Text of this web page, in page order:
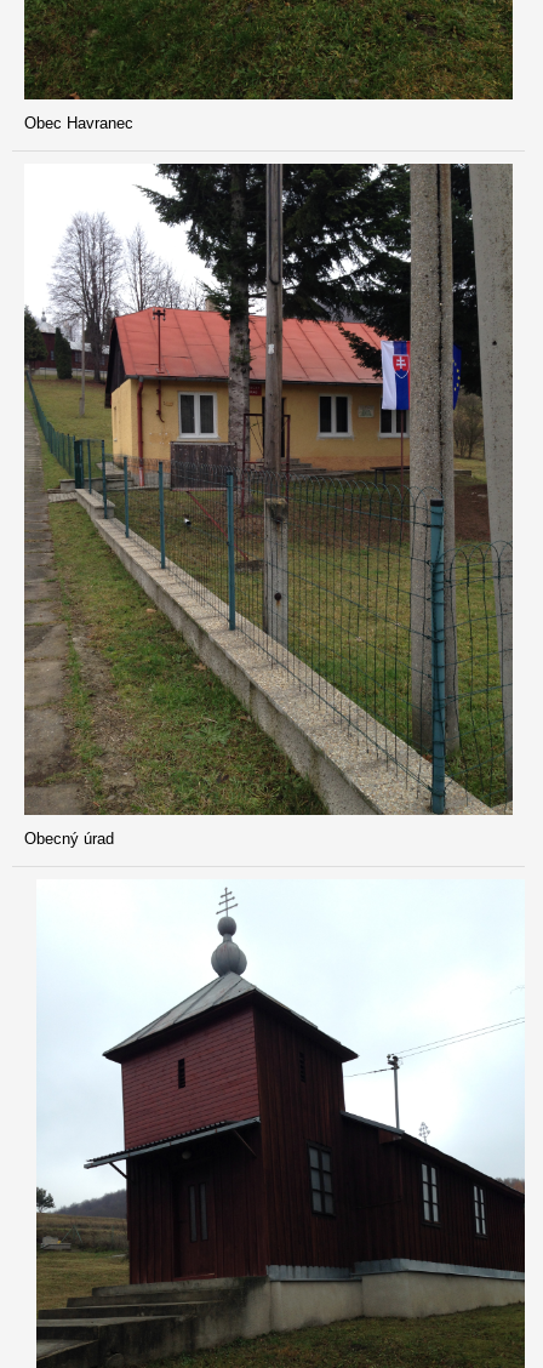
Obec Havranec
Obecný úrad